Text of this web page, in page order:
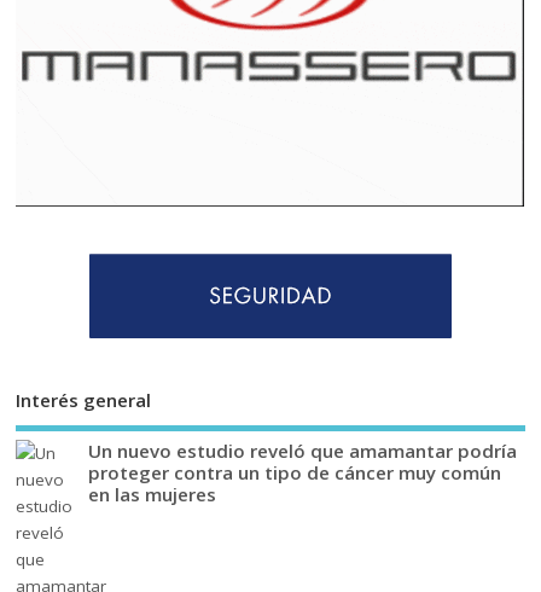
Interés general
Un nuevo estudio reveló que amamantar podría
proteger contra un tipo de cáncer muy común
en las mujeres